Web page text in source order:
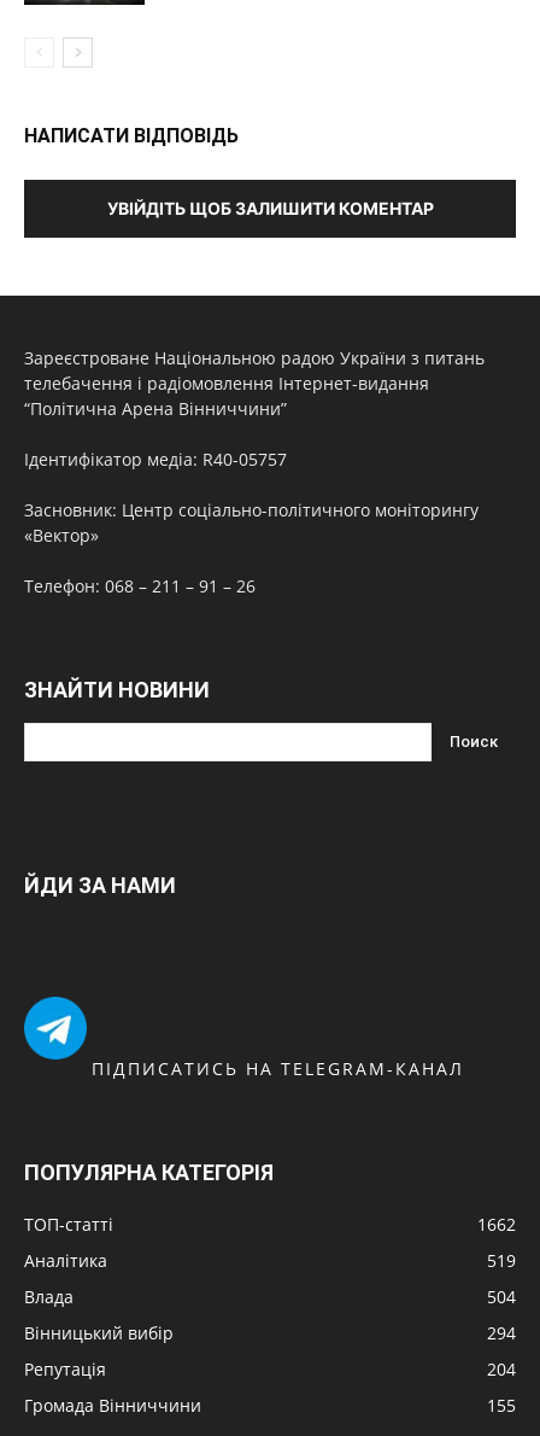
НАПИСАТИ ВІДПОВІДЬ
УВІЙДІТЬ ЩОБ ЗАЛИШИТИ КОМЕНТАР
Зареєстроване Національною радою України з питань
телебачення і радіомовлення Інтернет-видання
“Політична Арена Вінниччини”
Ідентифікатор медіа: R40-05757
Засновник: Центр соціально-політичного моніторингу
«Вектор»
Телефон: 068 – 211 – 91 – 26
ЗНАЙТИ НОВИНИ
ЙДИ ЗА НАМИ
ПІДПИСАТИСЬ НА TELEGRAM-КАНАЛ
ПОПУЛЯРНА КАТЕГОРІЯ
ТОП-статті
1662
Аналітика
519
Влада
504
Вінницький вибір
294
Репутація
204
Громада Вінниччини
155